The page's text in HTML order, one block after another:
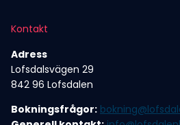
Kontakt
Adress
Lofsdalsvägen 29
842 96 Lofsdalen
Bokningsfrågor: